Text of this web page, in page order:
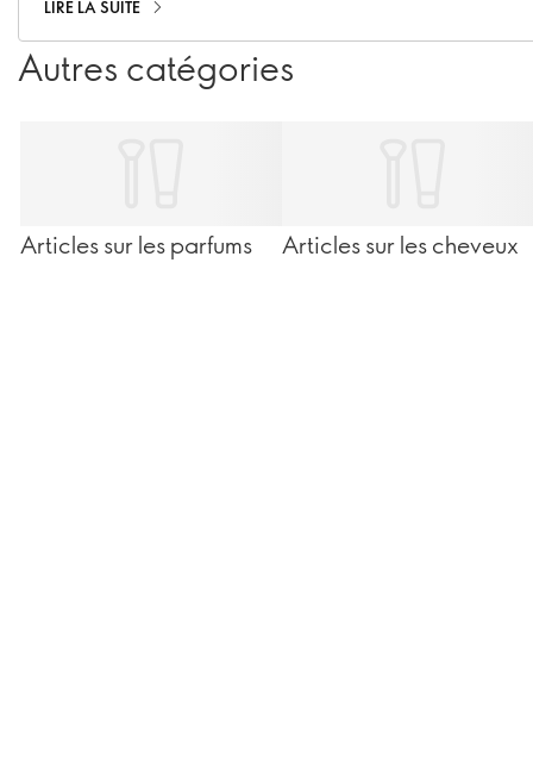
Découvrez-le avec nous !
LIRE LA SUITE
Autres catégories
Articles sur les parfums Articles sur les cheveux